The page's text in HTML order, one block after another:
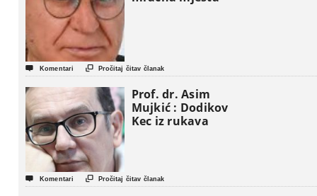
 Komentari  Pročitaj čitav članak
Prof. dr. Asim
Mujkić : Dodikov
Kec iz rukava
 Komentari  Pročitaj čitav članak